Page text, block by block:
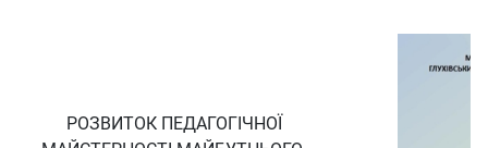
РОЗВИТОК ПЕДАГОГІЧНОЇ